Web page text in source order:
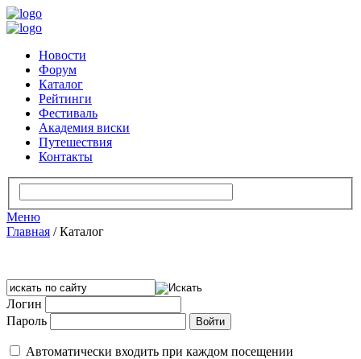
Новости
Форум
Каталог
Рейтинги
Фестиваль
Академия виски
Путешествия
Контакты
Меню
Главная /Каталог
Логин
Пароль
Автоматически входить при каждом посещении